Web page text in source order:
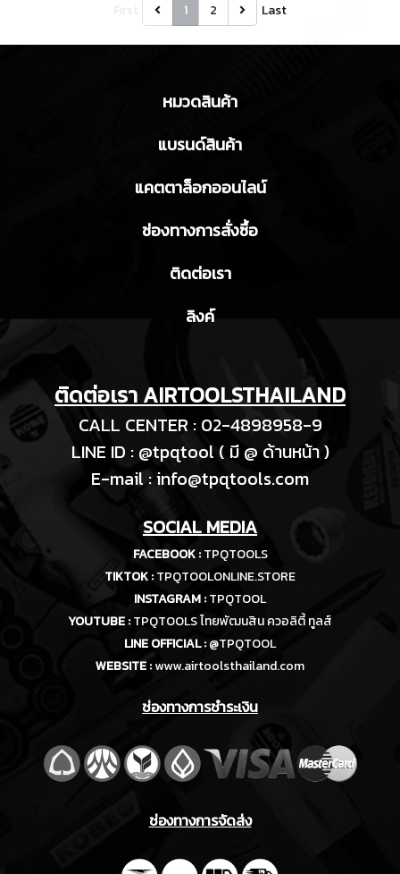
1 2 Last
หมวดสินค้า
แบรนด์สินค้า
แคตตาล็อกออนไลน์
ช่องทางการสั่งซื้อ
ติดต่อเรา
ลิงค์
ติดต่อเรา AIRTOOLSTHAILAND
CALL CENTER : 02-4898958-9
LINE ID : @tpqtool ( มี @ ด้านหน้า )
E-mail :info@tpqtools.com
SOCIAL MEDIA
FACEBOOK : TPQTOOLS
TIKTOK :TPQTOOLONLINE.STORE
INSTAGRAM :TPQTOOL
YOUTUBE :TPQTOOLS ไทยพัฒนสิน ควอลิตี้ ทูลส์
LINE OFFICIAL :@TPQTOOL
WEBSITE :www.airtoolsthailand.com
ช่องทางการชำระเงิน
ช่องทางการจัดส่ง